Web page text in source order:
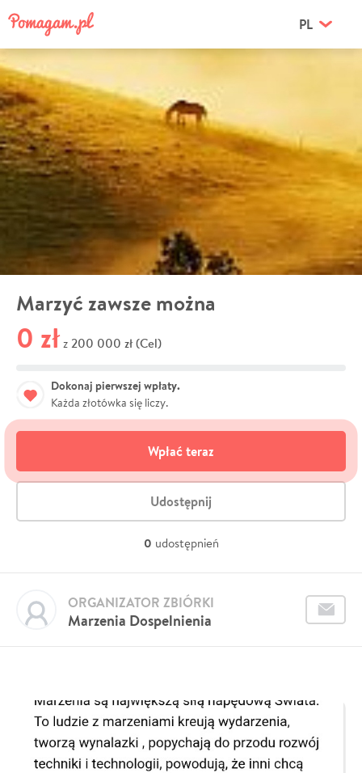
PL
Marzyć zawsze można
0 zł z 200 000 zł (Cel)
Dokonaj pierwszej wpłaty.
Każda złotówka się liczy.
Wpłać teraz
Udostępnij
0 udostępnień
Marzenia Dospelnienia
ORGANIZATOR ZBIÓRKI